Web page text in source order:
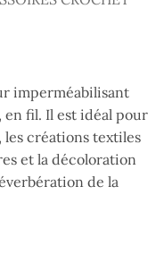
imperméabilisant
fil. Il est idéal pour
les créations textiles
et la décoloration
de la